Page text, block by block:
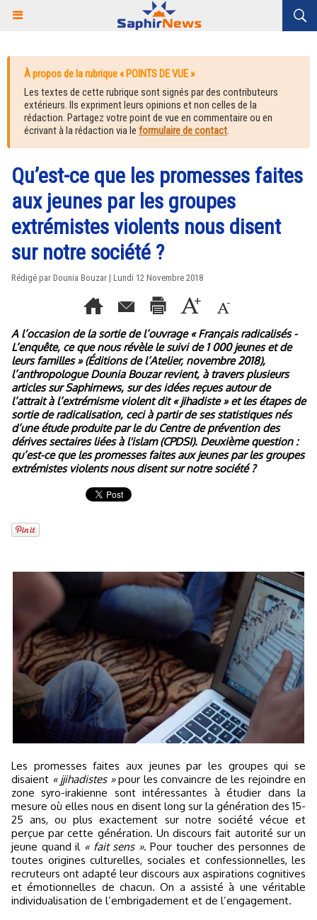
À propos de la rubrique « POINTS DE VUE »
Les textes de cette rubrique sont signés par des contributeurs
extérieurs. Ils expriment leurs opinions et non celles de la
rédaction. Partagez votre point de vue en commentaire ou en
écrivant à la rédaction via le formulaire de contact.
Qu’est-ce que les promesses faites
aux jeunes par les groupes
extrémistes violents nous disent
sur notre société ?
Rédigé par Dounia Bouzar | Lundi 12 Novembre 2018
A l’occasion de la sortie de l’ouvrage « Français radicalisés -
L’enquête, ce que nous révèle le suivi de 1 000 jeunes et de
leurs familles » (Éditions de l’Atelier, novembre 2018),
l’anthropologue Dounia Bouzar revient, à travers plusieurs
articles sur Saphirnews, sur des idées reçues autour de
l’attrait à l’extrémisme violent dit « jihadiste » et les étapes de
sortie de radicalisation, ceci à partir de ses statistiques nés
d’une étude produite par le du Centre de prévention des
dérives sectaires liées à l'islam (CPDSI). Deuxième question :
qu’est-ce que les promesses faites aux jeunes par les groupes
extrémistes violents nous disent sur notre société ?
Les promesses faites aux jeunes par les groupes qui se
disaient « jjihadistes »pour les convaincre de les rejoindre en
zone syro-irakienne sont intéressantes à étudier dans la
mesure où elles nous en disent long sur la génération des 15-
25 ans, ou plus exactement sur notre société vécue et
perçue par cette génération. Un discours fait autorité sur un
jeune quand il « fait sens ». Pour toucher des personnes de
toutes origines culturelles, sociales et confessionnelles, les
recruteurs ont adapté leur discours aux aspirations cognitives
et émotionnelles de chacun. On a assisté à une véritable
individualisation de l’embrigadement et de l’engagement.